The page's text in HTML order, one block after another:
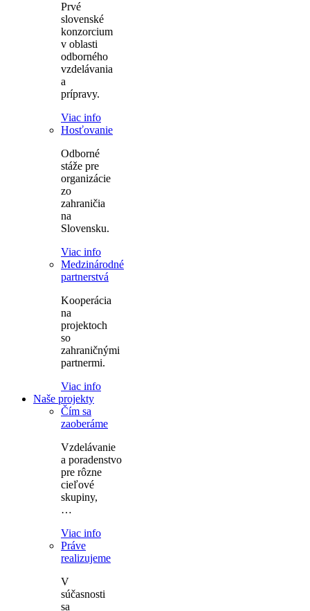
Prvé
slovenské
konzorcium
v oblasti
odborného
vzdelávania
a
prípravy.
Viac info
Hosťovanie
Odborné
stáže pre
organizácie
zo
zahraničia
na
Slovensku.
Viac info
Medzinárodné
partnerstvá
Kooperácia
na
projektoch
so
zahraničnými
partnermi.
Viac info
Naše projekty
Čím sa
zaoberáme
Vzdelávanie
a poradenstvo
pre rôzne
cieľové
skupiny,
…
Viac info
Práve
realizujeme
V
súčasnosti
sa